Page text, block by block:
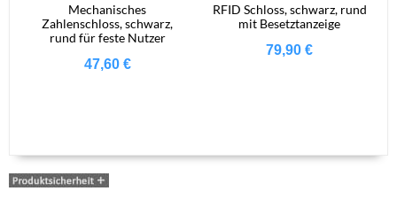
Mechanisches
Zahlenschloss, schwarz,
rund für feste Nutzer
47,60 €
RFID Schloss, schwarz, rund
mit Besetztanzeige
79,90€